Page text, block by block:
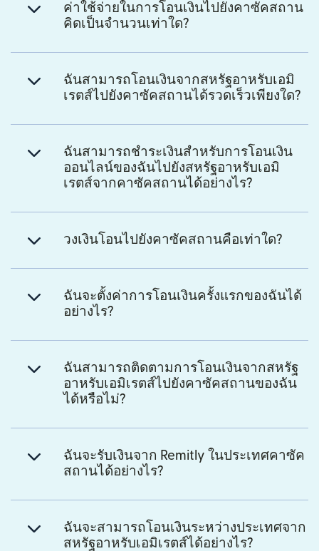
ค่าใช้จ่ายในการโอนเงินไปยังคาซัคสถาน
คิดเป็นจำนวนเท่าใด?
ฉันสามารถโอนเงินจากสหรัฐอาหรับเอมิ
เรตส์ไปยังคาซัคสถานได้รวดเร็วเพียงใด?
ฉันสามารถชำระเงินสำหรับการโอนเงิน
ออนไลน์ของฉันไปยังสหรัฐอาหรับเอมิ
เรตส์จากคาซัคสถานได้อย่างไร?
วงเงินโอนไปยังคาซัคสถานคือเท่าใด?
ฉันจะตั้งค่าการโอนเงินครั้งแรกของฉันได้
อย่างไร?
ฉันสามารถติดตามการโอนเงินจากสหรัฐ
อาหรับเอมิเรตส์ไปยังคาซัคสถานของฉัน
ได้หรือไม่?
ฉันจะรับเงินจาก Remitly ในประเทศคาซัค
สถานได้อย่างไร?
ฉันจะสามารถโอนเงินระหว่างประเทศจาก
สหรัฐอาหรับเอมิเรตส์ได้อย่างไร?